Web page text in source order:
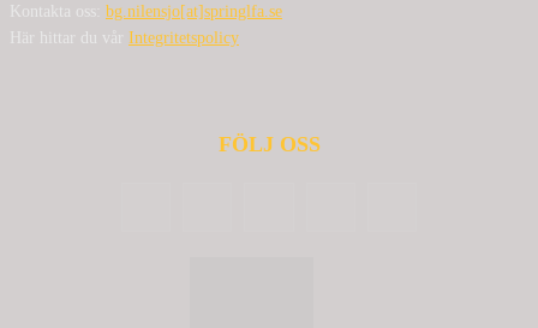
Kontakta oss: bg.nilensjo[at]springlfa.se
Här hittar du vår Integritetspolicy
FÖLJ OSS